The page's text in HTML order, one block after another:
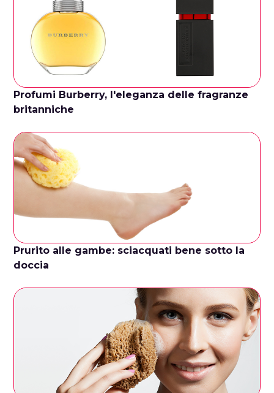
Profumi Burberry, l'eleganza delle fragranze
britanniche
Prurito alle gambe: sciacquati bene sotto la
doccia